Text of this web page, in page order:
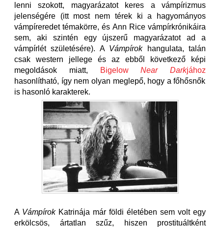
lenni szokott, magyarázatot keres a vámpírizmus
jelenségére (itt most nem térek ki a hagyományos
vámpíreredet témakörre, és Ann Rice vámpírkrónikáira
sem, aki szintén egy újszerű magyarázatot ad a
vámpírlét születésére). A Vámpírokhangulata, talán
csak western jellege és az ebből következő képi
megoldások miatt,
BigelowNear Darkjához
hasonlítható, így nem olyan meglepő, hogy a főhősnők
is hasonló karakterek.
A VámpírokKatrinája már földi életében sem volt egy
erkölcsös, ártatlan szűz, hiszen prostituáltként